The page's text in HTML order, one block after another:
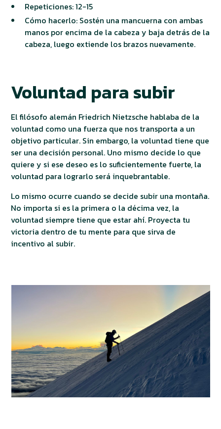
Repeticiones: 12-15
Cómo hacerlo: Sostén una mancuerna con ambas
manos por encima de la cabeza y baja detrás de la
cabeza, luego extiende los brazos nuevamente.
Voluntad para subir
El filósofo alemán Friedrich Nietzsche hablaba de la
voluntad como una fuerza que nos transporta a un
objetivo particular. Sin embargo, la voluntad tiene que
ser una decisión personal. Uno mismo decide lo que
quiere y si ese deseo es lo suficientemente fuerte, la
voluntad para lograrlo será inquebrantable.
Lo mismo ocurre cuando se decide subir una montaña.
No importa si es la primera o la décima vez, la
voluntad siempre tiene que estar ahí. Proyecta tu
victoria dentro de tu mente para que sirva de
incentivo al subir.